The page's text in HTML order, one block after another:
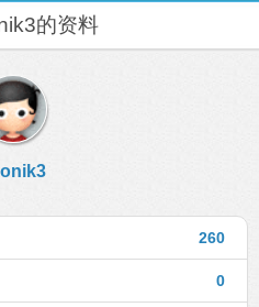
的资料
260
0